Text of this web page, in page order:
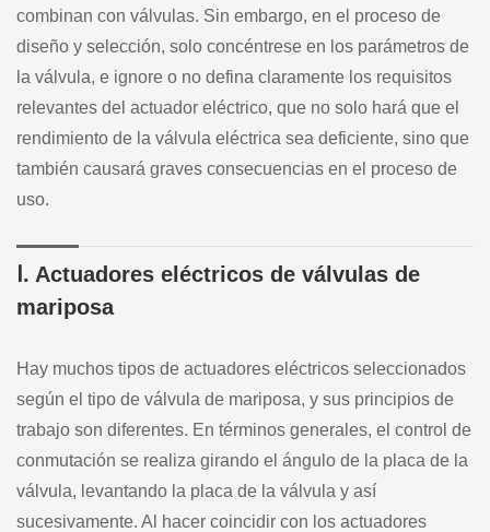
combinan con válvulas. Sin embargo, en el proceso de
diseño y selección, solo concéntrese en los parámetros de
la válvula, e ignore o no defina claramente los requisitos
relevantes del actuador eléctrico, que no solo hará que el
rendimiento de la válvula eléctrica sea deficiente, sino que
también causará graves consecuencias en el proceso de
uso.
Ⅰ. Actuadores eléctricos de válvulas de
mariposa
Hay muchos tipos de actuadores eléctricos seleccionados
según el tipo de válvula de mariposa, y sus principios de
trabajo son diferentes. En términos generales, el control de
conmutación se realiza girando el ángulo de la placa de la
válvula, levantando la placa de la válvula y así
sucesivamente. Al hacer coincidir con los actuadores